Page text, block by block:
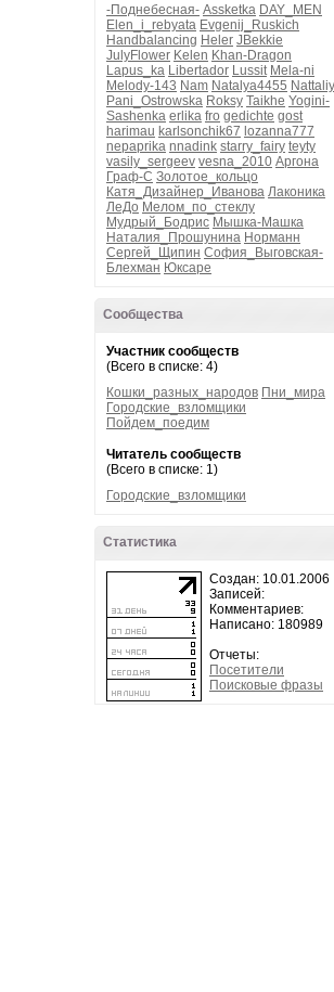
-Поднебесная- Assketka DAY_MEN
Elen_i_rebyata Evgenij_Ruskich
Handbalancing Heler JBekkie
JulyFlower Kelen Khan-Dragon
Lapus_ka Libertador Lussit Mela-ni
Melody-143 Nam Natalya4455
Pani_Ostrowska Roksy Taikhe Yogini-
Sashenka erlika fro gedichte gost
harimau karlsonchik67 lozanna777
nepaprika nnadink starry_fairy teyty
vasily_sergeev vesna_2010 Аргона
Граф-С Золотое_кольцо
Катя_Дизайнер_Иванова Лаконика
ЛеДо Мелом_по_стеклу
Мудрый_Бодрис Мышка-Машка
Наталия_Прошунина Норманн
Сергей_Щипин София_Выговская-
Блехман Юксаре
Сообщества
Участник сообществ
(Всего в списке: 4)
Кошки_разных_народов Пни_мира
Городские_взломщики
Пойдем_поедим
Читатель сообществ
(Всего в списке: 1)
Городские_взломщики
Статистика
Создан: 10.01.2006
Записей:
Комментариев:
Написано: 180989
Отчеты:
Посетители
Поисковые фразы